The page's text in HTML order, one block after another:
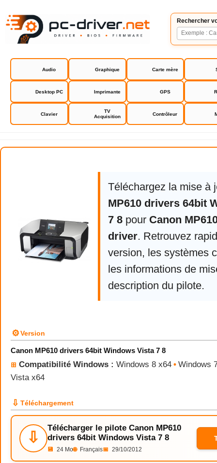
Rechercher
Audio Graphique Carte mère
Desktop PC Imprimante GPS
Clavier
TV
Acquisition
Contrôleur
Canon MP610 Pixma driver
Téléchargez la mise à
MP610 drivers 64bit
7 8 pour Canon
driver. Retrouvez
version, les systèmes
les informations de
description du pilote.
⚙Version
Canon MP610 drivers 64bit Windows Vista 7 8
⊞ Compatibilité Windows : Windows 8 x64 • Windows
Vista x64
⇩ Téléchargement
⇩
Télécharger le pilote Canon MP610
drivers 64bit Windows Vista 7 8
💾 24 Mo🌐 Français📅 29/10/2012